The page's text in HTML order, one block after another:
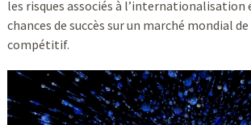
les risques associés à l’internationalisation
chances de succès sur un marché mondial
compétitif.